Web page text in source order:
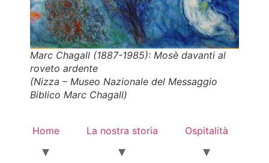
Marc Chagall (1887-1985): Mosè davanti al
roveto ardente
(Nizza – Museo Nazionale del Messaggio
Biblico Marc Chagall)
Home La nostra storia Ospitalità